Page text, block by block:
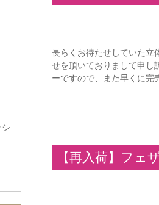
長らくお待たせしていた立
せを頂いておりまして申し
ーですので、また早くに完
【再入荷】フェ